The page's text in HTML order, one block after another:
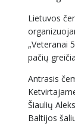
Lietuvos
„Veteranai
pačių
Antrasis
Šiaulių
Baltijos